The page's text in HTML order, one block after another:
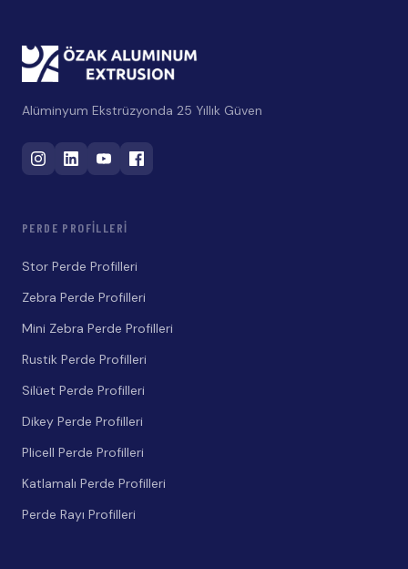
Alüminyum Ekstrüzyonda 25 Yıllık Güven
PERDE PROFILLERI
Stor Perde Profilleri
Zebra Perde Profilleri
Mini Zebra Perde Profilleri
Rustik Perde Profilleri
Silüet Perde Profilleri
Dikey Perde Profilleri
Plicell Perde Profilleri
Katlamalı Perde Profilleri
Perde Rayı Profilleri